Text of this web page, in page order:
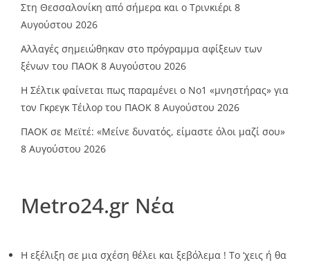
Στη Θεσσαλονίκη από σήμερα και ο Τρινκιέρι 8
Αυγούστου 2026
Αλλαγές σημειώθηκαν στο πρόγραμμα αφίξεων των
ξένων του ΠΑΟΚ 8 Αυγούστου 2026
Η Σέλτικ φαίνεται πως παραμένει ο Νο1 «μνηστήρας» για
τον Γκρεγκ Τέιλορ του ΠΑΟΚ 8 Αυγούστου 2026
ΠΑΟΚ σε Μεϊτέ: «Μείνε δυνατός, είμαστε όλοι μαζί σου»
8 Αυγούστου 2026
Metro24.gr Νέα
Η εξέλιξη σε μια σχέση θέλει και ξεβόλεμα ! Το ‘χεις ή θα